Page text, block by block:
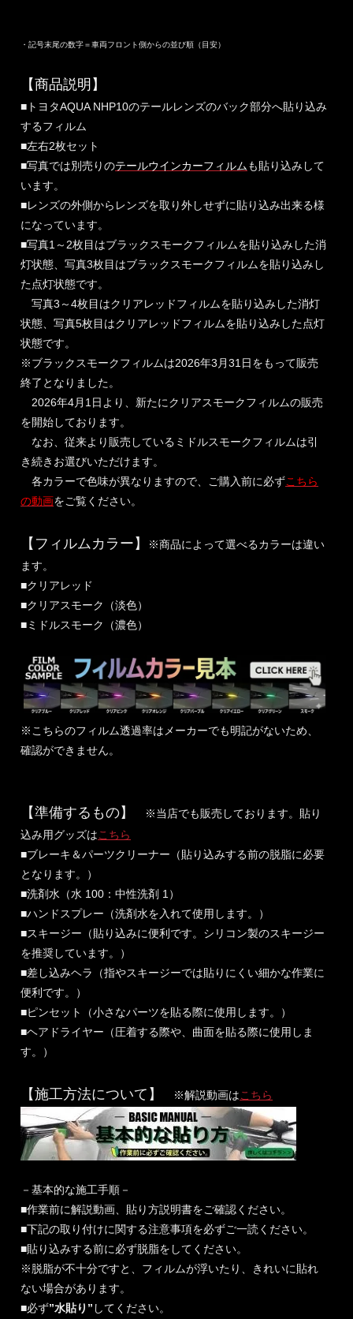
・記号末尾の数字＝車両フロント側からの並び順（目安）
【商品説明】
■トヨタAQUA NHP10のテールレンズのバック部分へ貼り込み
するフィルム
■左右2枚セット
■写真では別売りのテールウインカーフィルムも貼り込みして
います。
■レンズの外側からレンズを取り外しせずに貼り込み出来る様
になっています。
■写真1～2枚目はブラックスモークフィルムを貼り込みした消
灯状態、写真3枚目はブラックスモークフィルムを貼り込みし
た点灯状態です。
写真3～4枚目はクリアレッドフィルムを貼り込みした消灯
状態、写真5枚目はクリアレッドフィルムを貼り込みした点灯
状態です。
※ブラックスモークフィルムは2026年3月31日をもって販売
終了となりました。
2026年4月1日より、新たにクリアスモークフィルムの販売
を開始しております。
なお、従来より販売しているミドルスモークフィルムは引
き続きお選びいただけます。
各カラーで色味が異なりますので、ご購入前に必ずこちら
の動画をご覧ください。
【フィルムカラー】
※商品によって選べるカラーは違い
ます。
■クリアレッド
■クリアスモーク（淡色）
■ミドルスモーク（濃色）
※こちらのフィルム透過率はメーカーでも明記がないため、
確認ができません。
【準備するもの】
※当店でも販売しております。貼り
込み用グッズはこちら
■ブレーキ＆パーツクリーナー（貼り込みする前の脱脂に必要
となります。）
■洗剤水（水 100：中性洗剤 1）
■ハンドスプレー（洗剤水を入れて使用します。）
■スキージー（貼り込みに便利です。シリコン製のスキージー
を推奨しています。）
■差し込みヘラ（指やスキージーでは貼りにくい細かな作業に
便利です。）
■ピンセット（小さなパーツを貼る際に使用します。）
■ヘアドライヤー（圧着する際や、曲面を貼る際に使用しま
す。）
【施工方法について】 ※解説動画はこちら
－基本的な施工手順－
■作業前に解説動画、貼り方説明書をご確認ください。
■下記の取り付けに関する注意事項を必ずご一読ください。
■貼り込みする前に必ず脱脂をしてください。
※脱脂が不十分ですと、フィルムが浮いたり、きれいに貼れ
ない場合があります。
■必ず”水貼り” してください。